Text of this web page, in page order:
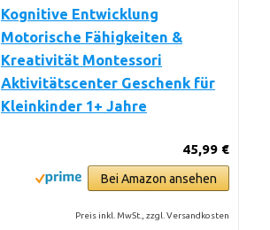
Kognitive Entwicklung
Motorische Fähigkeiten &
Kreativität Montessori
Aktivitätscenter Geschenk für
Kleinkinder 1+ Jahre
45,99 €
Bei Amazon ansehen
Preis inkl. MwSt., zzgl. Versandkosten